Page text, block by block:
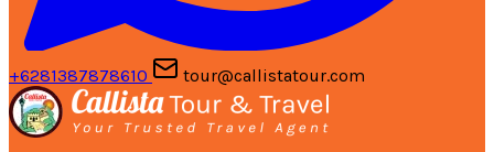
+6281387878610 tour@callistatour.com